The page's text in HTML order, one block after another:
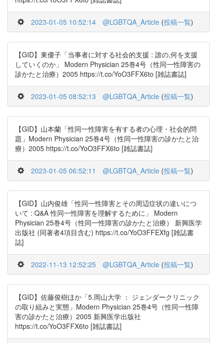
2023-01-05 10:52:14 @LGBTQA_Article (投稿一覧)
【GID】東優子「当事者に対する社会的支援 : 誰の,何を支援
していくのか」 Modern Physician 25巻4号（性同一性障害の
診かたと治療）2005 https://t.co/YoO3FFX6to [雑誌書誌]
2023-01-05 08:52:13 @LGBTQA_Article (投稿一覧)
【GID】山本蘭「性同一性障害を有する者の心理・社会的問
題」Modern Physician 25巻4号（性同一性障害の診かたと治
療）2005 https://t.co/YoO3FFX6to [雑誌書誌]
2023-01-05 06:52:11 @LGBTQA_Article (投稿一覧)
【GID】山内俊雄「性同一性障害とその周辺症状の違いにつ
いて : Q&A 性同一性障害を理解するために」 Modern
Physician 25巻4号（性同一性障害の診かたと治療） 新興医学
出版社 (同著者4項目含む) https://t.co/YoO3FFEXfg [雑誌書
誌]
2022-11-13 12:52:25 @LGBTQA_Article (投稿一覧)
【GID】佐藤俊樹ほか「5.岡山大学 ： ジェンダークリニック
の取り組みと実態」Modern Physician 25巻4号（性同一性障
害の診かたと治療）2005 新興医学出版社
https://t.co/YoO3FFX6to [雑誌書誌]